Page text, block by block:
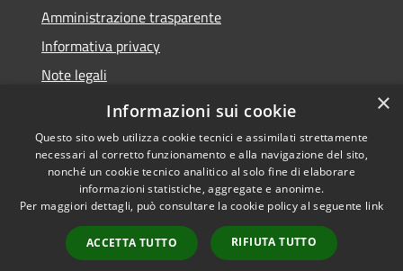
Amministrazione trasparente
Informativa privacy
Note legali
Dichiarazione di accessibilità
Accessibilità
Copyright © 2026 • Comune di
Alanno • Powered by
Municipium•
Accesso
redazione
×
Informazioni sui cookie
Questo sito web utilizza cookie tecnici e assimilati strettamente
necessari al corretto funzionamento e alla navigazione del sito,
nonché un cookie tecnico analitico al solo fine di elaborare
informazioni statistiche, aggregate e anonime.
Per maggiori dettagli, può consultare la cookie policy al seguente link
ACCETTA TUTTO RIFIUTA TUTTO